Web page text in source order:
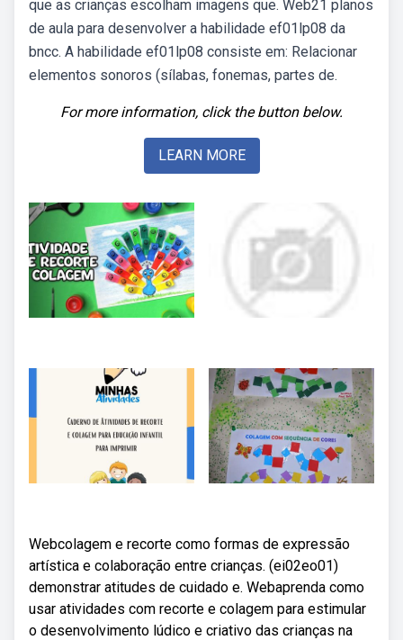
que as crianças escolham imagens que. Web21 planos
de aula para desenvolver a habilidade ef01lp08 da
bncc. A habilidade ef01lp08 consiste em: Relacionar
elementos sonoros (sílabas, fonemas, partes de.
For more information, click the button below.
LEARN MORE
Webcolagem e recorte como formas de expressão
artística e colaboração entre crianças. (ei02eo01)
demonstrar atitudes de cuidado e. Webaprenda como
usar atividades com recorte e colagem para estimular
o desenvolvimento lúdico e criativo das crianças na